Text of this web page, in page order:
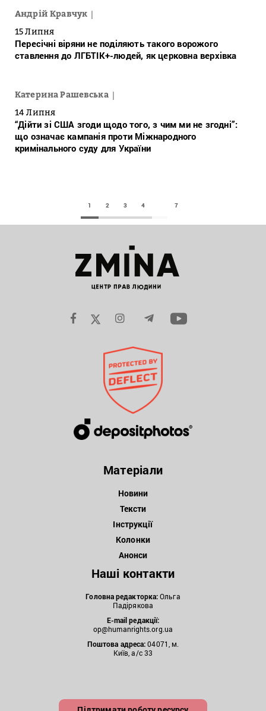
Андрій Кравчук
15 Липня
Пересічні віряни не поділяють такого ворожого
ставлення до ЛГБТІК+-людей, як церковна верхівка
Катерина Рашевська
14 Липня
“Дійти зі США згоди щодо того, з чим ми не згодні”:
що означає кампанія проти Міжнародного
кримінального суду для України
1 2 3 4 7
Матеріали
Новини
Тексти
Інструкції
Колонки
Анонси
Наші контакти
Головна редакторка:Ольга
Падірякова
E-mail редакції:
op@humanrights.org.ua
Поштова адреса:04071, м.
Київ, а/с 33